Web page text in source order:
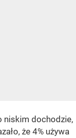
niskim dochodzie,
że 4% używa